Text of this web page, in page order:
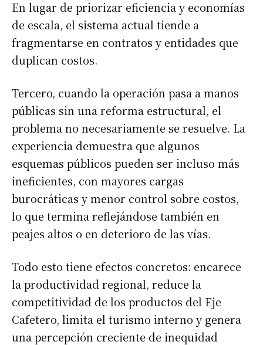
En lugar de priorizar eficiencia y economías
de escala, el sistema actual tiende a
fragmentarse en contratos y entidades que
duplican costos.
Tercero, cuando la operación pasa a manos
públicas sin una reforma estructural, el
problema no necesariamente se resuelve. La
experiencia demuestra que algunos
esquemas públicos pueden ser incluso más
ineficientes, con mayores cargas
burocráticas y menor control sobre costos,
lo que termina reflejándose también en
peajes altos o en deterioro de las vías.
Todo esto tiene efectos concretos: encarece
la productividad regional, reduce la
competitividad de los productos del Eje
Cafetero, limita el turismo interno y genera
una percepción creciente de inequidad